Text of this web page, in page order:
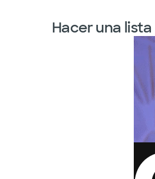
Hacer una lista